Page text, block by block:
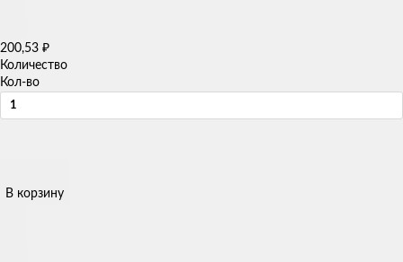
200,53 ₽
Количество
Кол-во
В корзину